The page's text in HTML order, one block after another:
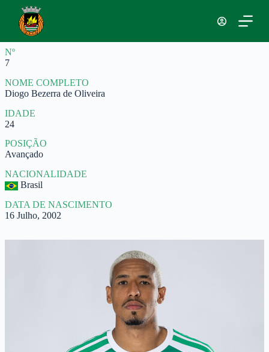
a
r
r
a
o
c
o
n
t
ú
d
Nº
7
NOME COMPLETO
Diogo Bezerra de Oliveira
IDADE
24
POSIÇÃO
Avançado
NACIONALIDADE
Brasil
DATA DE NASCIMENTO
16 Julho, 2002